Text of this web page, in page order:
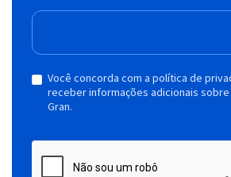
Você concorda com a política de
receber informações adicionais
Gran.